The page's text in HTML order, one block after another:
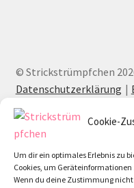
Cookie-
Um dir ein optimales Erlebnis zu
Cookies, um
Wenn du deine Zustimmung
© Strickstrümpfchen
Datenschutzerklärung